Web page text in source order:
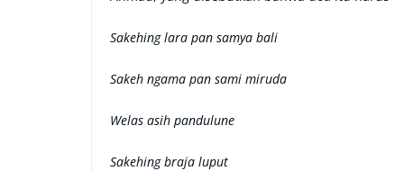
Sakehing lara pan samya bali
Sakeh ngama pan sami miruda
Welas asih pandulune
Sakehing braja luput